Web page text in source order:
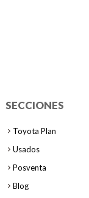
SECCIONES
Toyota Plan
Usados
Posventa
Blog